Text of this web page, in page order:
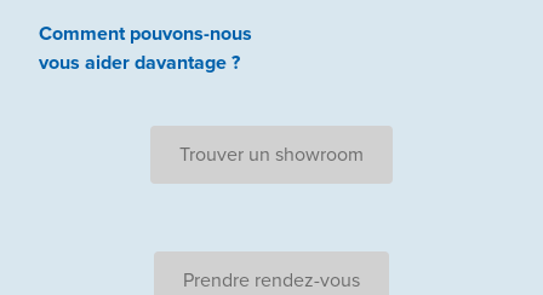
Comment pouvons-nous
vous aiderdavantage ?
Trouver un showroom
Prendre rendez-vous